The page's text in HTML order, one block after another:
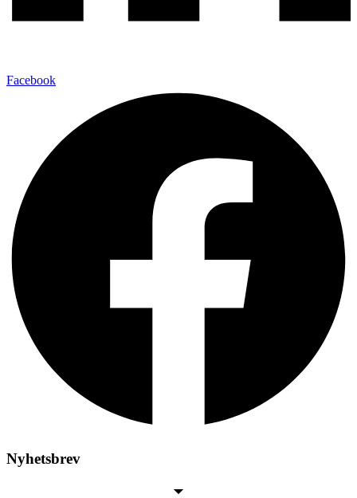
Facebook
Nyhetsbrev